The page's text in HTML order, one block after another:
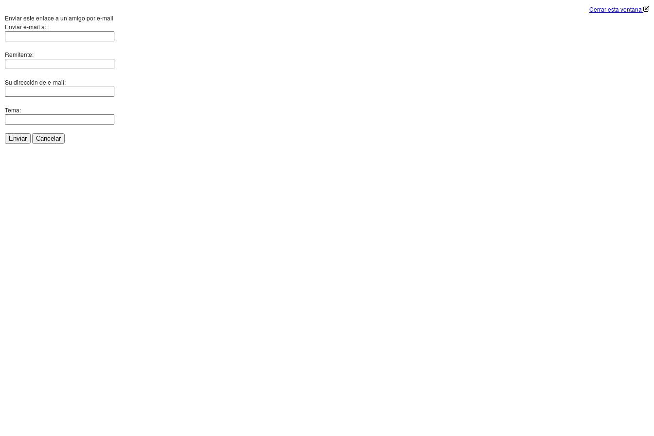
Cerrar esta ventana
Enviar este enlace a un amigo por e-mail
Enviar e-mail a::
Remitente:
Su dirección de e-mail:
Tema:
Enviar Cancelar